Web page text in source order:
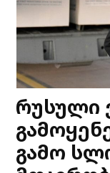
რუსული
გამო